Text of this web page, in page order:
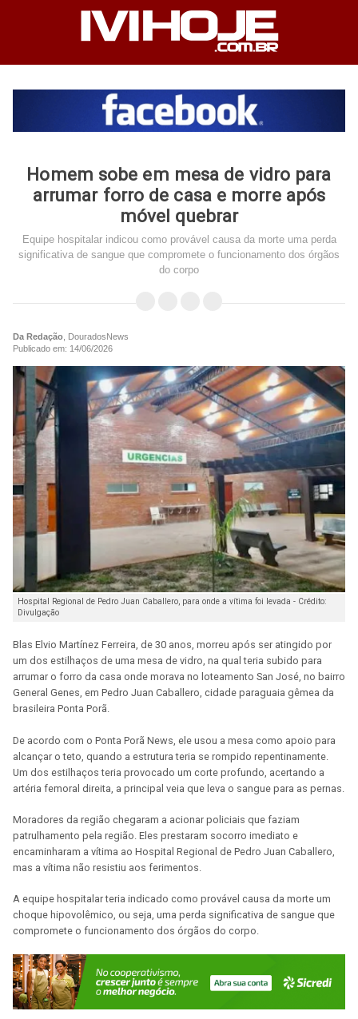
Homem sobe em mesa de vidro para
arrumar forro de casa e morre após
móvel quebrar
Equipe hospitalar indicou como provável causa da morte uma perda
significativa de sangue que compromete o funcionamento dos órgãos
do corpo
Da Redação , DouradosNews
Publicado em: 14/06/2026
Hospital Regional de Pedro Juan Caballero, para onde a vítima foi levada - Crédito:
Divulgação
Blas Elvio Martínez Ferreira, de 30 anos, morreu após ser atingido por
um dos estilhaços de uma mesa de vidro, na qual teria subido para
arrumar o forro da casa onde morava no loteamento San José, no bairro
General Genes, em Pedro Juan Caballero, cidade paraguaia gêmea da
brasileira Ponta Porã.
De acordo com o Ponta Porã News, ele usou a mesa como apoio para
alcançar o teto, quando a estrutura teria se rompido repentinamente.
Um dos estilhaços teria provocado um corte profundo, acertando a
artéria femoral direita, a principal veia que leva o sangue para as pernas.
Moradores da região chegaram a acionar policiais que faziam
patrulhamento pela região. Eles prestaram socorro imediato e
encaminharam a vítima ao Hospital Regional de Pedro Juan Caballero,
mas a vítima não resistiu aos ferimentos.
A equipe hospitalar teria indicado como provável causa da morte um
choque hipovolêmico, ou seja, uma perda significativa de sangue que
compromete o funcionamento dos órgãos do corpo.